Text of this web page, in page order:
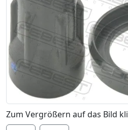
Zum Vergrößern auf das Bild